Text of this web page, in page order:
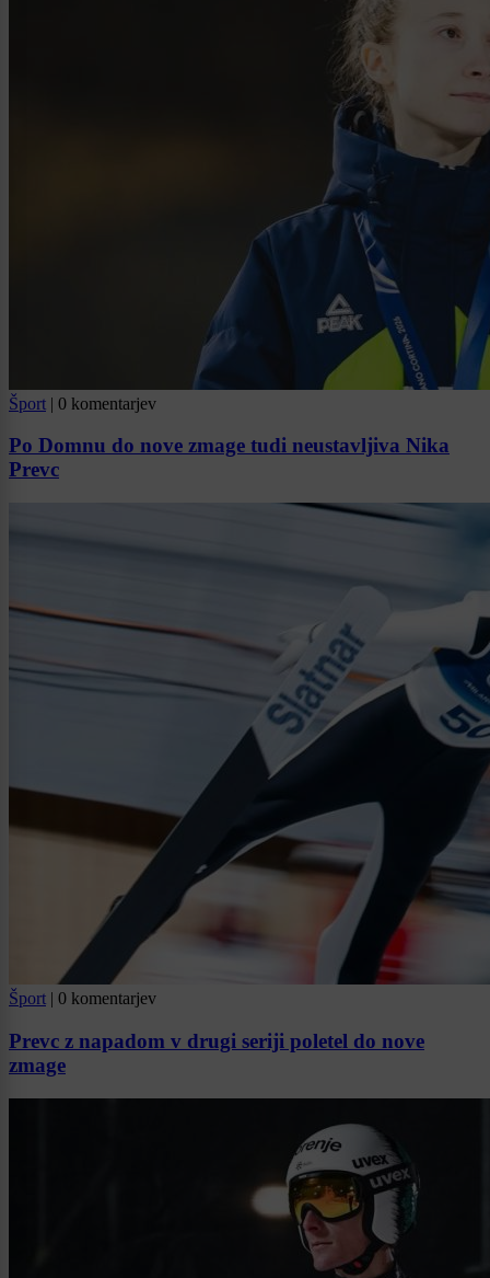
Šport | 0 komentarjev
Po Domnu do nove zmage tudi neustavljiva Nika
Prevc
Šport | 0 komentarjev
Prevc z napadom v drugi seriji poletel do nove
zmage